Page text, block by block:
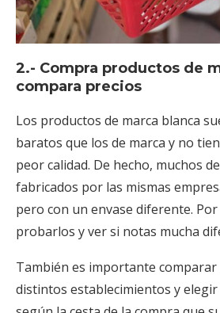
2.- Compra productos de
compara precios
Los productos de marca blanca
baratos que los de marca y no
peor calidad. De hecho, muchos
fabricados por las mismas
pero con un envase diferente.
probarlos y ver si notas mucha
También es importante comparar
distintos establecimientos y elegir